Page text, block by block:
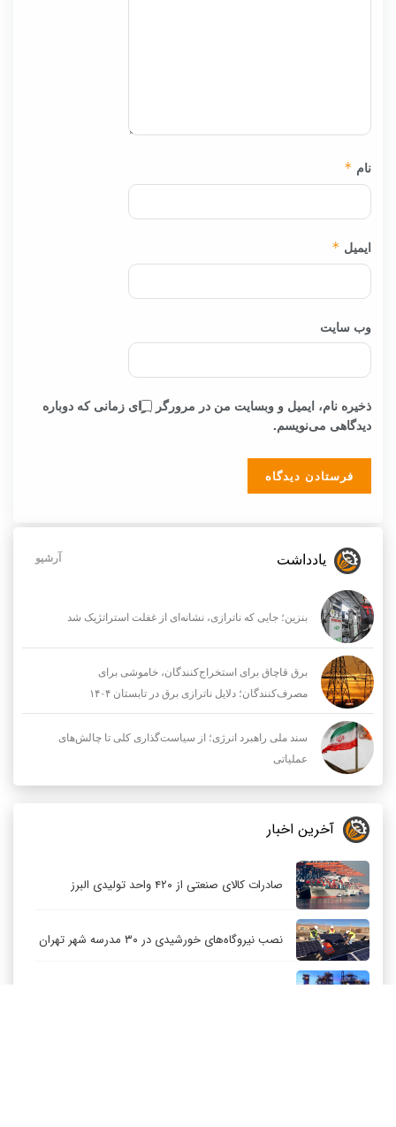
نام *
ایمیل *
وب‌ سایت
ذخیره نام، ایمیل و وبسایت من در مرورگر برای زمانی که دوباره
دیدگاهی می‌نویسم.
یادداشت آرشیو
بنزین؛ جایی که ناترازی، نشانه‌ای از غفلت استراتژیک شد
برق قاچاق برای استخراج‌کنندگان، خاموشی برای
مصرف‌کنندگان؛ دلایل ناترازی برق در تابستان ۱۴۰۴
سند ملی راهبرد انرژی؛ از سیاست‌گذاری کلی تا چالش‌های
عملیاتی
آخرین اخبار
صادرات کالای صنعتی از ۴۲۰ واحد تولیدی البرز
نصب نیروگاه‌های خورشیدی در ۳۰ مدرسه شهر تهران